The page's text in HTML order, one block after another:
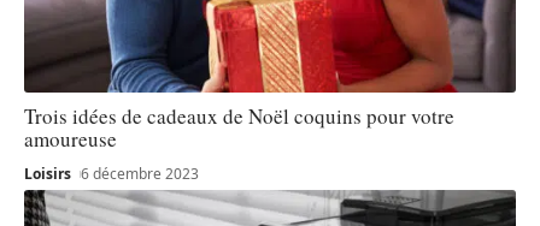
Trois idées de cadeaux de Noël coquins pour votre
amoureuse
Loisirs 6 décembre 2023